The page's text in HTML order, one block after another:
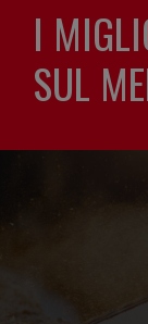
I
SUL